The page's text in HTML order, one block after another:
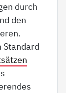
durch
den
Standard